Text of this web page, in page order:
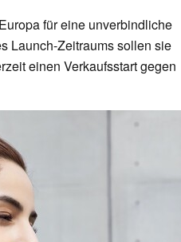
für eine unverbindliche
Launch-Zeitraums sollen sie
einen Verkaufsstart gegen